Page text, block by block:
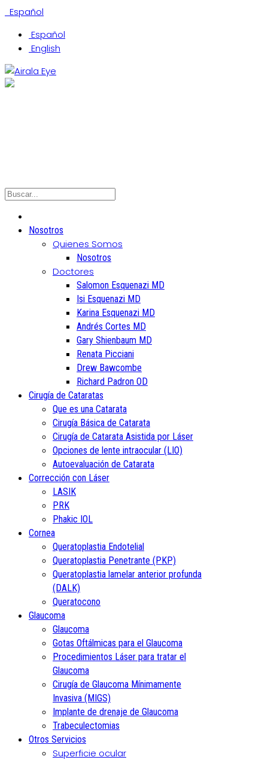
Español
Español
English
Nosotros
Quienes Somos
Nosotros
Doctores
Salomon Esquenazi MD
Isi Esquenazi MD
Karina Esquenazi MD
Andrés Cortes MD
Gary Shienbaum MD
Renata Picciani
Drew Bawcombe
Richard Padron OD
Cirugía de Cataratas
Que es una Catarata
Cirugía Básica de Catarata
Cirugía de Catarata Asistida por Láser
Opciones de lente intraocular (LIO)
Autoevaluación de Catarata
Corrección con Láser
LASIK
PRK
Phakic IOL
Cornea
Queratoplastia Endotelial
Queratoplastia Penetrante (PKP)
Queratoplastia lamelar anterior profunda
(DALK)
Queratocono
Glaucoma
Glaucoma
Gotas Oftálmicas para el Glaucoma
Procedimientos Láser para tratar el
Glaucoma
Cirugía de Glaucoma Mínimamente
Invasiva (MIGS)
Implante de drenaje de Glaucoma
Trabeculectomias
Otros Servicios
Superficie ocular